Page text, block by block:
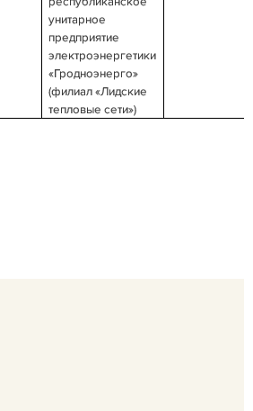
унитарное
предприятие
электроэнергетики
«Гродноэнерго»
(филиал «Лидские
тепловые сети»)